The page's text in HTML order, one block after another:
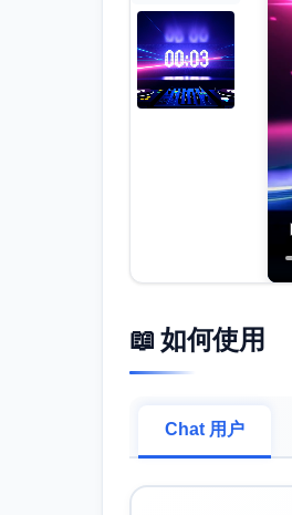
📖 如何使用
Chat 用户